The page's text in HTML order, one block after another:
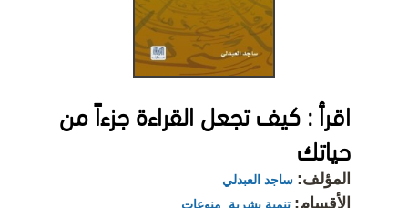
اقرأ : كيف تجعل القراءة جزءاً من
حياتك
المؤلف: ساجد العبدلي
الأقسام: تنمية بشرية منوعات